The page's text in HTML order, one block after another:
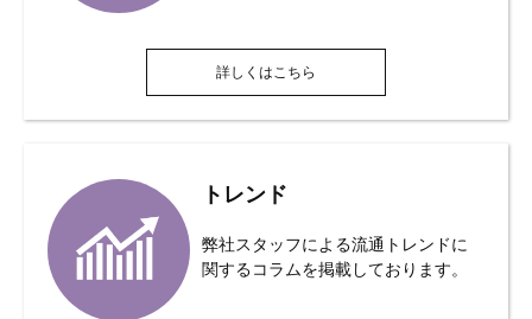
詳しくはこちら
トレンド
弊社スタッフによる流通トレンドに
関するコラムを掲載しております。